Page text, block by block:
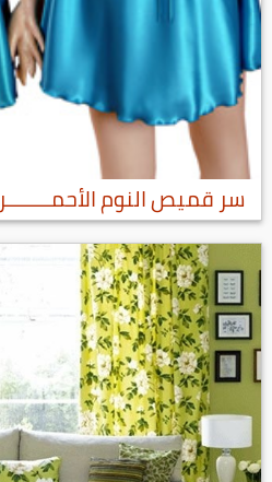
سر قميص النوم الأحمــــــــر